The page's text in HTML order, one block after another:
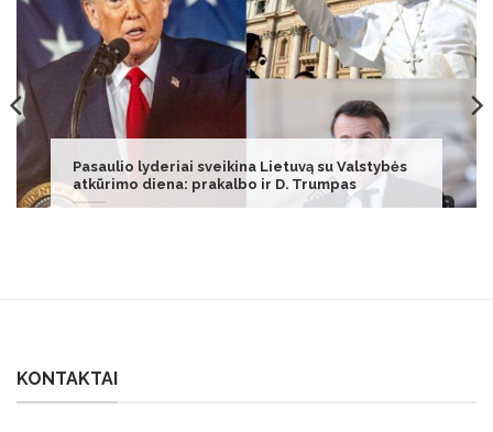
Sutrikusią žarnyno veiklą 18-metei Paulai išdavė
1 simptomas: tuomet suprato
KONTAKTAI